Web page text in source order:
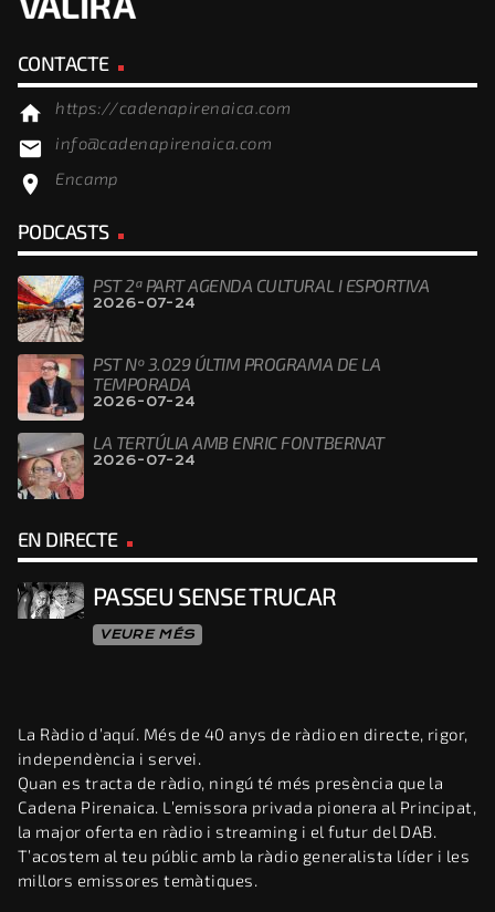
CONTACTE
home https://cadenapirenaica.com
email info@cadenapirenaica.com
location_on Encamp
PODCASTS
PST 2ª PART AGENDA CULTURAL I ESPORTIVA
2026-07-24
PST Nº 3.029 ÚLTIM PROGRAMA DE LA
TEMPORADA
2026-07-24
LA TERTÚLIA AMB ENRIC FONTBERNAT
2026-07-24
EN DIRECTE
PASSEU SENSE TRUCAR
VEURE MÉS
La Ràdio d’aquí. Més de 40 anys de ràdio en directe, rigor,
independència i servei.
Quan es tracta de ràdio, ningú té més presència que la
Cadena Pirenaica. L’emissora privada pionera al Principat,
la major oferta en ràdio i streaming i el futur del DAB.
T’acostem al teu públic amb la ràdio generalista líder i les
millors emissores temàtiques.